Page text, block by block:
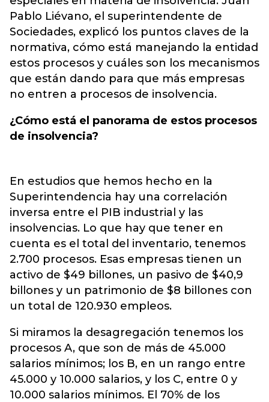
Pablo Liévano, el superintendente de
Sociedades, explicó los puntos claves de la
normativa, cómo está manejando la entidad
estos procesos y cuáles son los mecanismos
que están dando para que más empresas
no entren a procesos de insolvencia.
¿Cómo está el panorama de estos procesos
de insolvencia?
En estudios que hemos hecho en la
Superintendencia hay una correlación
inversa entre el PIB industrial y las
insolvencias. Lo que hay que tener en
cuenta es el total del inventario, tenemos
2.700 procesos. Esas empresas tienen un
activo de $49 billones, un pasivo de $40,9
billones y un patrimonio de $8 billones con
un total de 120.930 empleos.
Si miramos la desagregación tenemos los
procesos A, que son de más de 45.000
salarios mínimos; los B, en un rango entre
45.000 y 10.000 salarios, y los C, entre 0 y
10.000 salarios mínimos. El 70% de los